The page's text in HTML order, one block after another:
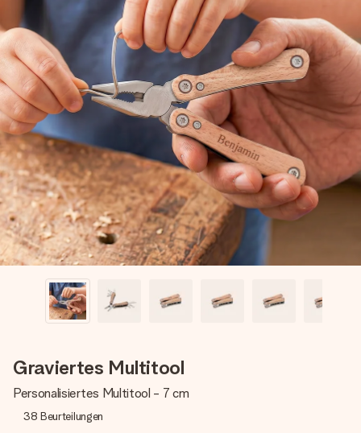
Unsere Geschenke begeistern. Kunden bewerten uns mit
4,8 bei Google Reviews (Gesamtergebnis aller Länder, in
die wir versenden).
+49 39292 929695
Montag - Freitag : 8:30 - 17:00 Uhr
Samstag - Sonntag : 8:30 - 13:00 Uhr
Graviertes Multitool
Personalisiertes Multitool - 7 cm
38 Beurteilungen